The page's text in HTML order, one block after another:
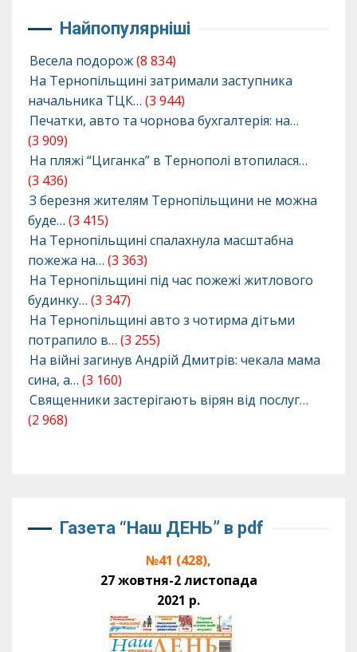
Найпопулярніші
Весела подорож(8 834)
На Тернопільщині затримали заступника
начальника ТЦК… (3 944)
Печатки, авто та чорнова бухгалтерія: на…
(3 909)
На пляжі “Циганка” в Тернополі втопилася…
(3 436)
З березня жителям Тернопільщини не можна
буде… (3 415)
На Тернопільщині спалахнула масштабна
пожежа на… (3 363)
На Тернопільщині під час пожежі житлового
будинку… (3 347)
На Тернопільщині авто з чотирма дітьми
потрапило в… (3 255)
На війні загинув Андрій Дмитрів: чекала мама
сина, а… (3 160)
Священники застерігають вірян від послуг…
(2 968)
Газета “Наш ДЕНЬ” в pdf
№41 (428),
27 жовтня-2 листопада
2021 р.